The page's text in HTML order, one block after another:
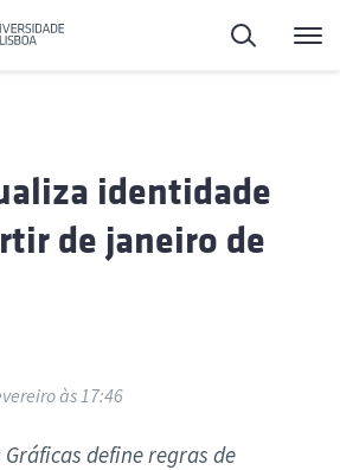
Pesquisa
identidade
de janeiro de
às 17:46
define regras de